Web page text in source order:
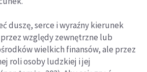
duszę, serce i wyraźny kierunek
względy zewnętrzne lub
wielkich finansów, ale przez
roli osoby ludzkiej i jej